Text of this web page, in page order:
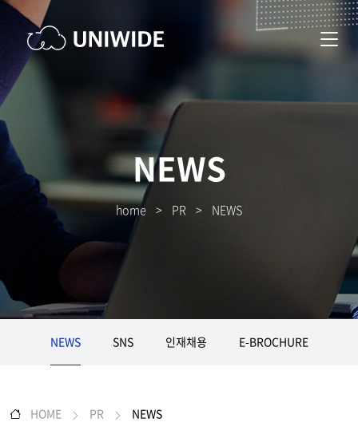
NEWS
home > PR > NEWS
NEWS SNS 인재채용 E-BROCHURE
HOME PR NEWS